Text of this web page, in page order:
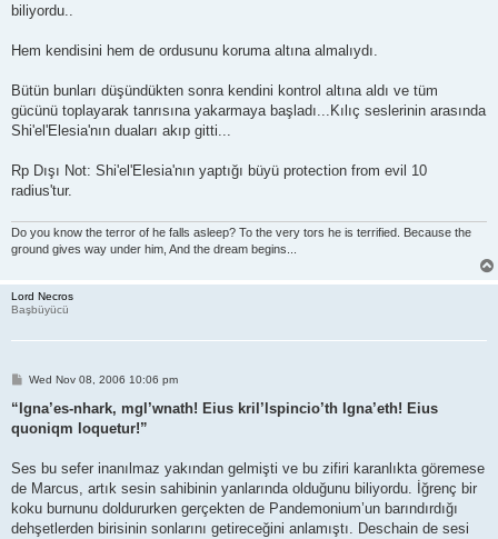
biliyordu..
Hem kendisini hem de ordusunu koruma altına almalıydı.
Bütün bunları düşündükten sonra kendini kontrol altına aldı ve tüm
gücünü toplayarak tanrısına yakarmaya başladı...Kılıç seslerinin arasında
Shi'el'Elesia'nın duaları akıp gitti...
Rp Dışı Not: Shi'el'Elesia'nın yaptığı büyü protection from evil 10
radius'tur.
Do you know the terror of he falls asleep? To the very tors he is terrified. Because the
ground gives way under him, And the dream begins...
Lord Necros
Başbüyücü
P
s
t
Wed Nov 08, 2006 10:06 pm
“Igna’es-nhark, mgl’wnath! Eius kril’lspincio’th Igna’eth! Eius
quoniqm loquetur!”
Ses bu sefer inanılmaz yakından gelmişti ve bu zifiri karanlıkta göremese
de Marcus, artık sesin sahibinin yanlarında olduğunu biliyordu. İğrenç bir
koku burnunu doldururken gerçekten de Pandemonium’un barındırdığı
dehşetlerden birisinin sonlarını getireceğini anlamıştı. Deschain de sesi